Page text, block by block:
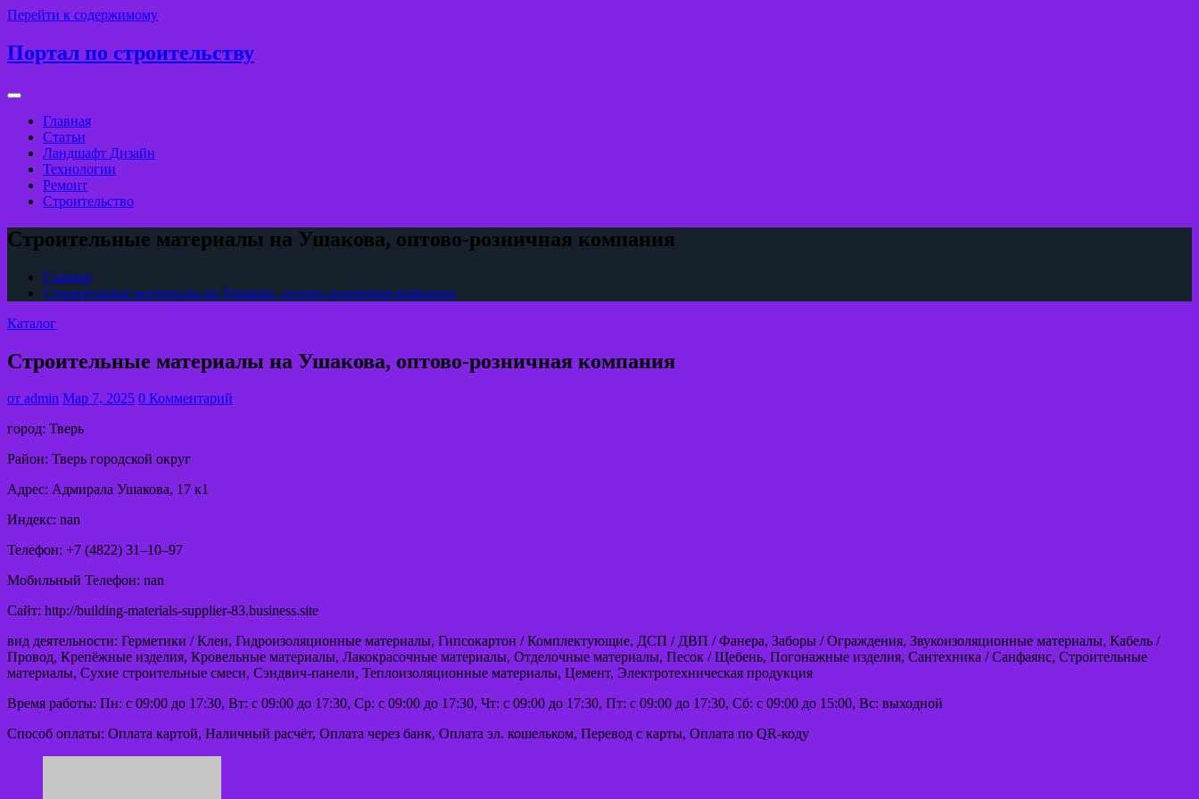
Перейти к содержимому
Портал по строительству
Главная
Статьи
Ландшафт Дизайн
Технологии
Ремонт
Строительство
Строительные материалы на Ушакова, оптово-розничная компания
Главная
Строительные материалы на Ушакова, оптово-розничная компания
Каталог
Строительные материалы на Ушакова, оптово-розничная компания
от admin Мар 7, 2025 0 Комментарий
город: Тверь
Район: Тверь городской округ
Адрес: Адмирала Ушакова, 17 к1
Индекс: nan
Телефон: +7 (4822) 31‒10‒97
Мобильный Телефон: nan
Сайт: http://building-materials-supplier-83.business.site
вид деятельности: Герметики / Клеи, Гидроизоляционные материалы, Гипсокартон / Комплектующие, ДСП / ДВП / Фанера, Заборы / Ограждения, Звукоизоляционные материалы, Кабель /
Провод, Крепёжные изделия, Кровельные материалы, Лакокрасочные материалы, Отделочные материалы, Песок / Щебень, Погонажные изделия, Сантехника / Санфаянс, Строительные
материалы, Сухие строительные смеси, Сэндвич-панели, Теплоизоляционные материалы, Цемент, Электротехническая продукция
Время работы: Пн: с 09:00 до 17:30, Вт: с 09:00 до 17:30, Ср: с 09:00 до 17:30, Чт: с 09:00 до 17:30, Пт: с 09:00 до 17:30, Сб: с 09:00 до 15:00, Вс: выходной
Способ оплаты: Оплата картой, Наличный расчёт, Оплата через банк, Оплата эл. кошельком, Перевод с карты, Оплата по QR-коду